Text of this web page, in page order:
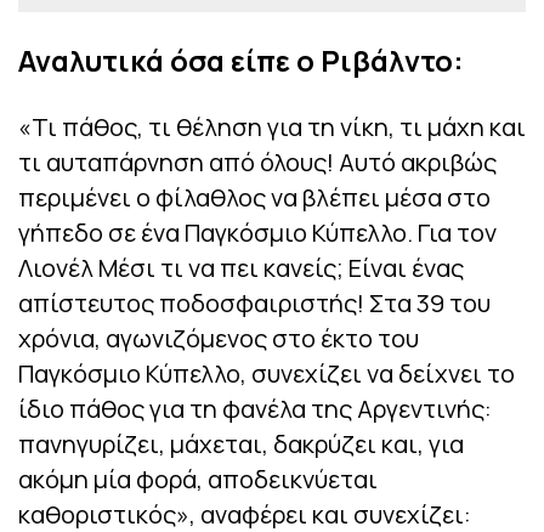
Αναλυτικά όσα είπε ο Ριβάλντο:
«Τι πάθος, τι θέληση για τη νίκη, τι μάχη και
τι αυταπάρνηση από όλους! Αυτό ακριβώς
περιμένει ο φίλαθλος να βλέπει μέσα στο
γήπεδο σε ένα Παγκόσμιο Κύπελλο. Για τον
Λιονέλ Μέσι τι να πει κανείς; Είναι ένας
απίστευτος ποδοσφαιριστής! Στα 39 του
χρόνια, αγωνιζόμενος στο έκτο του
Παγκόσμιο Κύπελλο, συνεχίζει να δείχνει το
ίδιο πάθος για τη φανέλα της Αργεντινής:
πανηγυρίζει, μάχεται, δακρύζει και, για
ακόμη μία φορά, αποδεικνύεται
καθοριστικός», αναφέρει και συνεχίζει: